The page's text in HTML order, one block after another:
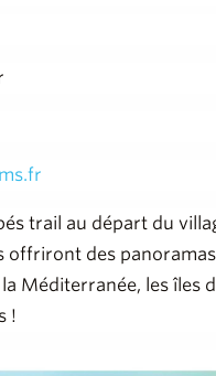
trail au départ du
offriront des panoramas
Méditerranée, les îles
!